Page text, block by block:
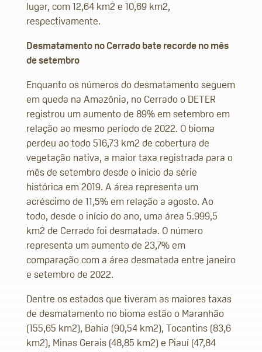
lugar, com 12,64 km2 e 10,69 km2,
respectivamente.
Desmatamento no Cerrado bate recorde no mês
de setembro
Enquanto os números do desmatamento seguem
em queda na Amazônia, no Cerrado o DETER
registrou um aumento de 89% em setembro em
relação ao mesmo período de 2022. O bioma
perdeu ao todo 516,73 km2 de cobertura de
vegetação nativa, a maior taxa registrada para o
mês de setembro desde o início da série
histórica em 2019. A área representa um
acréscimo de 11,5% em relação a agosto. Ao
todo, desde o início do ano, uma área 5.999,5
km2 de Cerrado foi desmatada. O número
representa um aumento de 23,7% em
comparação com a área desmatada entre janeiro
e setembro de 2022.
Dentre os estados que tiveram as maiores taxas
de desmatamento no bioma estão o Maranhão
(155,65 km2), Bahia (90,54 km2), Tocantins (83,6
km2), Minas Gerais (48,85 km2) e Piauí (47,84